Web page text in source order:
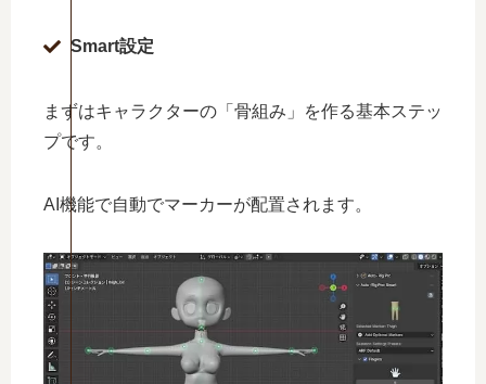
Smart設定
まずはキャラクターの「骨組み」を作る基本ステッ
プです。
AI機能で自動でマーカーが配置されます。